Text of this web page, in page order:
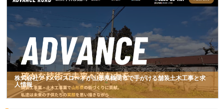
株式会社アドバンスロードが山形県鶴岡市で手がける舗装土木工事と求
人情報